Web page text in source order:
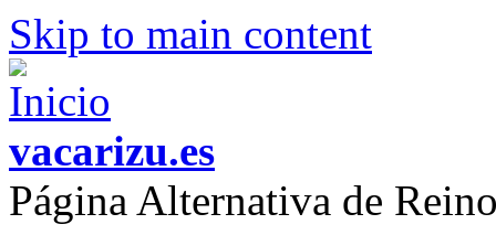
Skip to main content
vacarizu.es
Página Alternativa de